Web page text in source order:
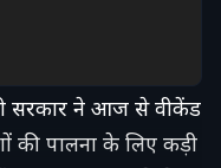
सरकार ने आज से वीकेंड
की पालना के लिए कड़ी